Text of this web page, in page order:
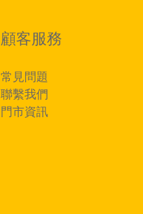
顧客服務
常見問題
聯繫我們
門市資訊